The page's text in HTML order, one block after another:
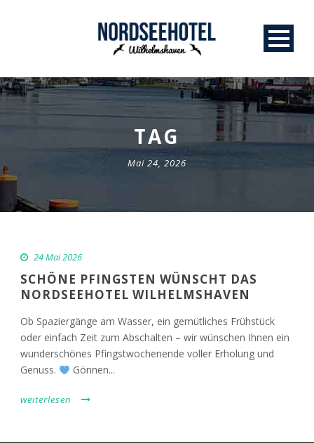
TAG
Mai 24, 2026
24 Mai 2026
SCHÖNE PFINGSTEN WÜNSCHT DAS
NORDSEEHOTEL WILHELMSHAVEN
Ob Spaziergänge am Wasser, ein gemütliches Frühstück
oder einfach Zeit zum Abschalten – wir wünschen Ihnen ein
wunderschönes Pfingstwochenende voller Erholung und
Genuss.
Gönnen...
weiterlesen